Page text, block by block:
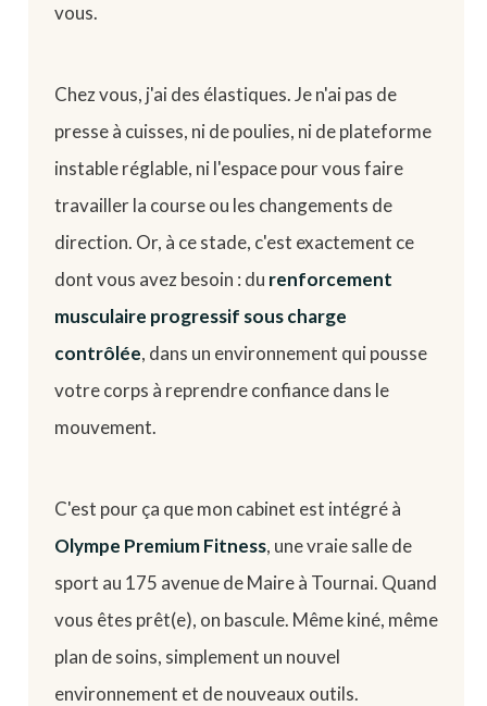
vous.
Chez vous, j'ai des élastiques. Je n'ai pas de
presse à cuisses, ni de poulies, ni de plateforme
instable réglable, ni l'espace pour vous faire
travailler la course ou les changements de
direction. Or, à ce stade, c'est exactement ce
dont vous avez besoin : du renforcement
musculaire progressif sous charge
contrôlée, dans un environnement qui pousse
votre corps à reprendre confiance dans le
mouvement.
C'est pour ça que mon cabinet est intégré à
Olympe Premium Fitness, une vraie salle de
sport au 175 avenue de Maire à Tournai. Quand
vous êtes prêt(e), on bascule. Même kiné, même
plan de soins, simplement un nouvel
environnement et de nouveaux outils.